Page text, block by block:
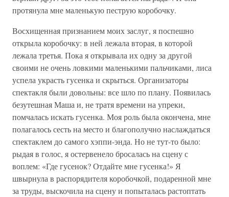
протянула мне маленькую пеструю коробочку.
Восхищенная признанием моих заслуг, я поспешно
открыла коробочку: в ней лежала вторая, в которой
лежала третья. Пока я открывала их одну за другой
своими не очень ловкими маленькими пальчиками, лиса
успела украсть гусенка и скрыться. Организаторы
спектакля были довольны: все шло по плану. Появилась
безутешная Маша и, не тратя времени на упреки,
помчалась искать гусенка. Моя роль была окончена, мне
полагалось сесть на место и благополучно наслаждаться
спектаклем до самого хэппи-энда. Но не тут-то было:
рыдая в голос, я остервенело бросалась на сцену с
воплем: «Где гусенок? Отдайте мне гусенка!» Я
швырнула в распорядителя коробочкой, подаренной мне
за труды, выскочила на сцену и попыталась растоптать